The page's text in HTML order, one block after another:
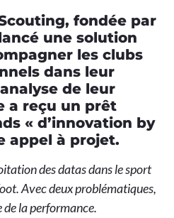
fondée par
une solution
les clubs
dans leur
de leur
a reçu un prêt
« d’innovation by
appel à projet.
des datas dans le sport
Avec deux problématiques,
de la performance.